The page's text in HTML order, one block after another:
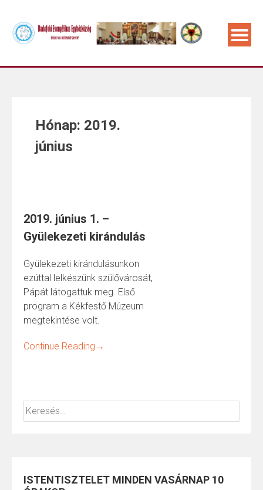
Hónap: 2019.
június
2019. június 1. –
Gyülekezeti kirándulás
Gyülekezeti kirándulásunkon
ezúttal lelkészünk szülővárosát,
Pápát látogattuk meg. Első
program a Kékfestő Múzeum
megtekintése volt.
Continue Reading →
ISTENTISZTELET MINDEN VASÁRNAP 10